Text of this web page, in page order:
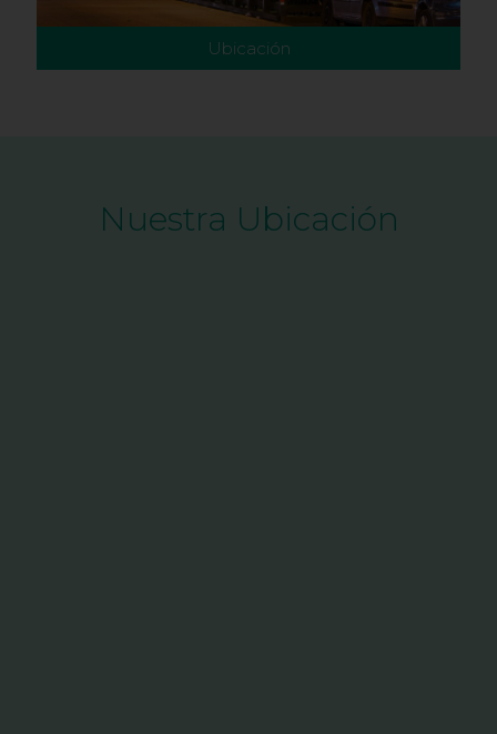
Ubicación
Nuestra Ubicación